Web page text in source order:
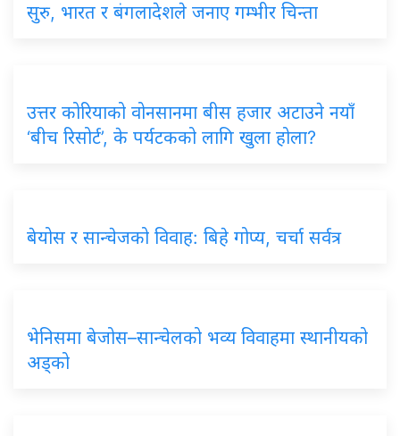
सुरु, भारत र बंगलादेशले जनाए गम्भीर चिन्ता
उत्तर कोरियाको वोनसानमा बीस हजार अटाउने नयाँ
‘बीच रिसोर्ट’, के पर्यटकको लागि खुला होला?
बेयोस र सान्चेजको विवाह: बिहे गोप्य, चर्चा सर्वत्र
भेनिसमा बेजोस–सान्चेलको भव्य विवाहमा स्थानीयको
अड्को